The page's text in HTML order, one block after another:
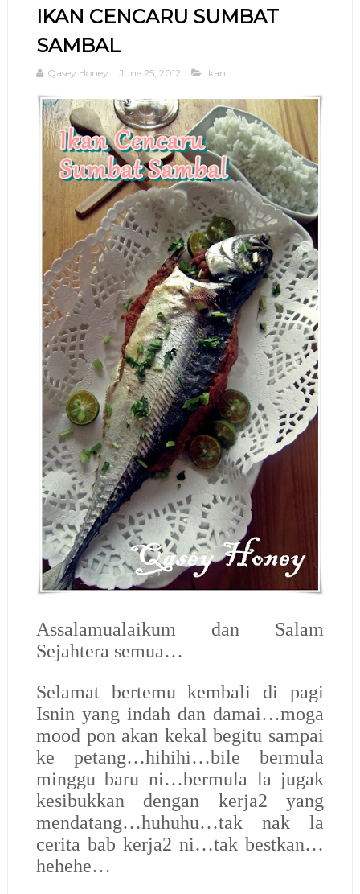
IKAN CENCARU SUMBAT
SAMBAL
Qasey Honey June 25, 2012 Ikan
Assalamualaikum dan Salam
Sejahtera semua…
Selamat bertemu kembali di pagi
Isnin yang indah dan damai…moga
mood pon akan kekal begitu sampai
ke petang…hihihi…bile bermula
minggu baru ni…bermula la jugak
kesibukkan dengan kerja2 yang
mendatang…huhuhu…tak nak la
cerita bab kerja2 ni…tak bestkan…
hehehe…